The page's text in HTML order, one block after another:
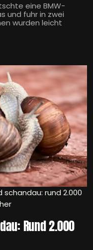
eine BMW-
und fuhr in zwei
wurden leicht
rund 2.000
Rund 2.000